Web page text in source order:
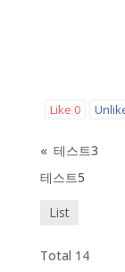
Like 0
« 테스트3
테스트5
List
Total 14